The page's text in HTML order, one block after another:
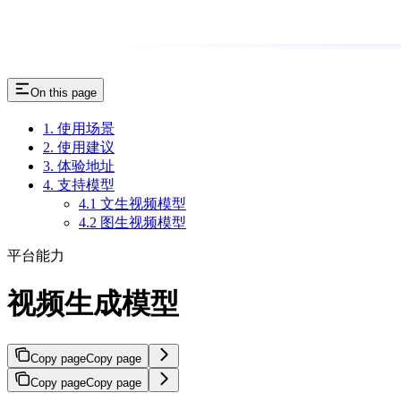
On this page
1. 使用场景
2. 使用建议
3. 体验地址
4. 支持模型
4.1 文生视频模型
4.2 图生视频模型
平台能力
视频生成模型
Copy pageCopy page
Copy pageCopy page